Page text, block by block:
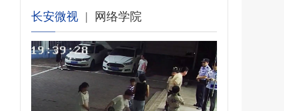
长安微视 | 网络学院